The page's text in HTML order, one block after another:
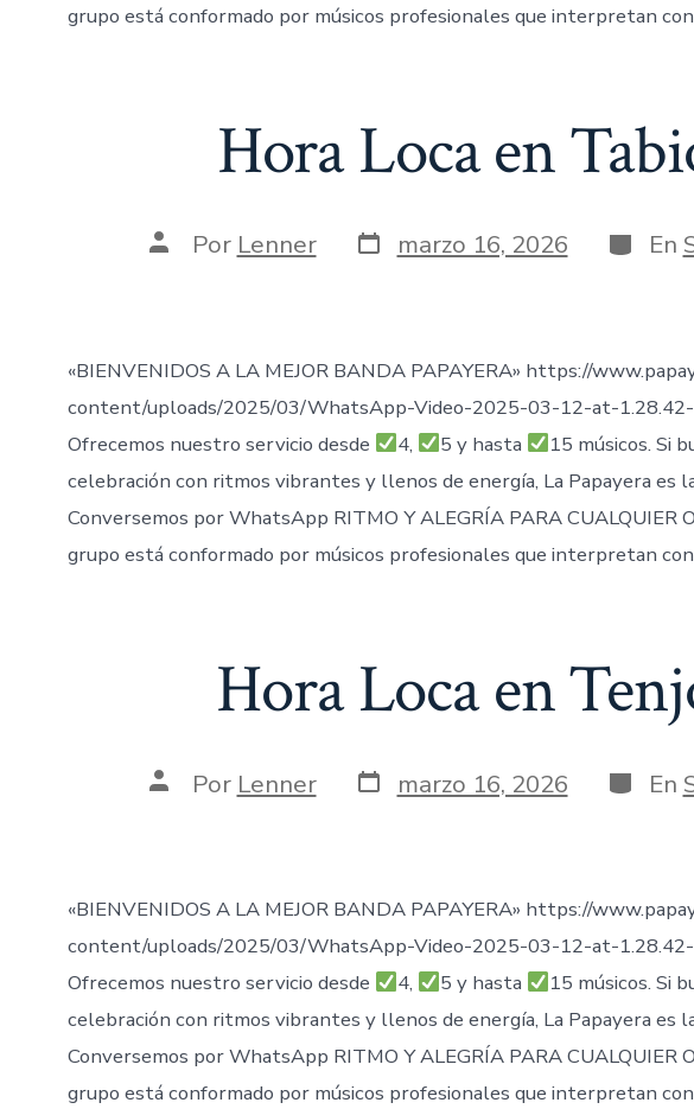
grupo está conformado por músicos profesionales que interpretan
Hora Loca en
AutorPor Lenner Fecha
de
marzo 16, 2026 En
«BIENVENIDOS A LA MEJOR BANDA PAPAYERA» https://
content/uploads/2025/03/WhatsApp-Video-2025-03-12-at-
Ofrecemos nuestro servicio desde
4, 5 y hasta
15 músicos. Si
celebración con ritmos vibrantes y llenos de energía, La Papayera es
Conversemos por WhatsApp RITMO Y ALEGRÍA PARA CUALQUIER
grupo está conformado por músicos profesionales que interpretan
Hora Loca en
AutorPor Lenner Fecha
de
marzo 16, 2026 En
«BIENVENIDOS A LA MEJOR BANDA PAPAYERA» https://
content/uploads/2025/03/WhatsApp-Video-2025-03-12-at-
Ofrecemos nuestro servicio desde
4, 5 y hasta
15 músicos. Si
celebración con ritmos vibrantes y llenos de energía, La Papayera es
Conversemos por WhatsApp RITMO Y ALEGRÍA PARA CUALQUIER
grupo está conformado por músicos profesionales que interpretan